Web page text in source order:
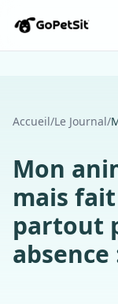
Accueil/Le Journal/
Mon
mais
partout
absence